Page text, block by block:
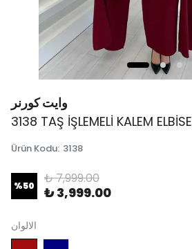
وايت كورنر
3138 TAŞ İŞLEMELİ KALEM ELBİSE
Ürün Kodu: 3138
%50 ₺ 7,999.00
₺ 3,999.00
الالوان